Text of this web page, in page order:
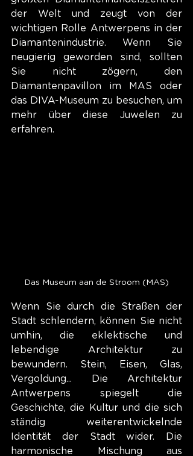
der Welt und zeugt von der
wichtigen Rolle Antwerpens in der
Diamantenindustrie. Wenn Sie
neugierig geworden sind, sollten
Sie nicht zögern, den
Diamantenpavillon im MAS oder
das DIVA-Museum zu besuchen, um
mehr über diese Juwelen zu
erfahren.
Das Museum aan de Stroom (MAS)
Wenn Sie durch die Straßen der
Stadt schlendern, können Sie nicht
umhin, die eklektische und
lebendige Architektur zu
bewundern. Stein, Eisen, Glas,
Vergoldung... Die Architektur
Antwerpens spiegelt die
Geschichte, die Kultur und die sich
ständig weiterentwickelnde
Identität der Stadt wider. Die
harmonische Mischung aus